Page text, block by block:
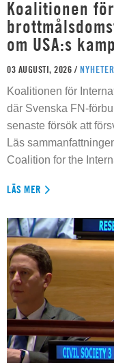
Koalitionen
om USA:s
03 AUGUSTI, 2026 / NYHETER
Koalitionen för
där Svenska FN-
senaste försök att
Läs
Coalition for the
LÄS MER